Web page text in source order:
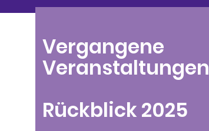
Vergangene
Veranstaltungen
Rückblick 2025